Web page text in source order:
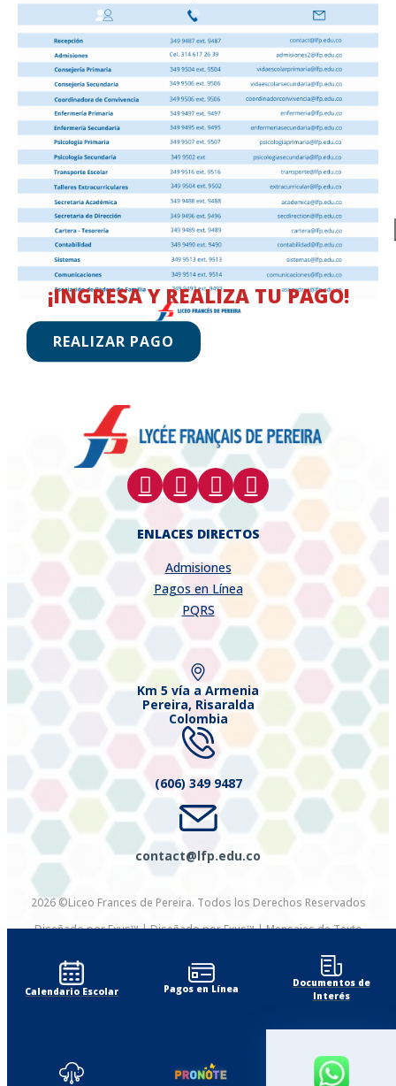
Calendario Escolar Pagos en Línea
Documentos de
Interés
ENLACES DIRECTOS
Admisiones
Pagos en Línea
PQRS
Km 5 vía a Armenia
Pereira, Risaralda
Colombia
(606) 349 9487
contact@lfp.edu.co
2026 ©Liceo Frances de Pereira. Todos los Derechos Reservados
Diseñado por Exus™|Diseñado por Exus™ | Mensajes de Texto
¡INGRESA Y REALIZA TU PAGO!
REALIZAR PAGO